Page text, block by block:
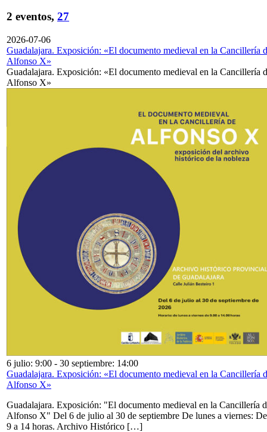
2 eventos, 27
2026-07-06
Guadalajara. Exposición: «El documento medieval en la Cancillería
Alfonso X»
Guadalajara. Exposición: «El documento medieval en la Cancillería
Alfonso X»
6 julio: 9:00 - 30 septiembre: 14:00
Guadalajara. Exposición: «El documento medieval en la Cancillería
Alfonso X»
Guadalajara. Exposición: "El documento medieval en la Cancillería
Alfonso X" Del 6 de julio al 30 de septiembre De lunes a viernes: De
9 a 14 horas. Archivo Histórico […]